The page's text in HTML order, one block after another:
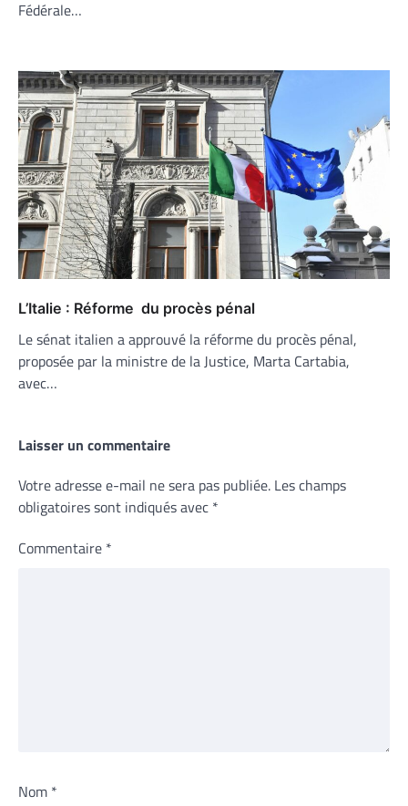
Fédérale…
L’Italie : Réforme du procès pénal
Le sénat italien a approuvé la réforme du procès pénal,
proposée par la ministre de la Justice, Marta Cartabia,
avec…
Laisser un commentaire
Votre adresse e-mail ne sera pas publiée. Les champs
obligatoires sont indiqués avec *
Commentaire *
Nom *